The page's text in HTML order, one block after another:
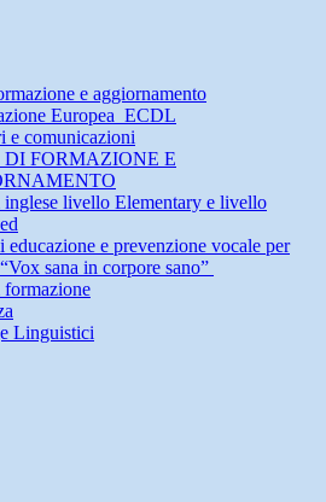
e aggiornamento
Europea ECDL
e comunicazioni
DI FORMAZIONE E
livello Elementary e livello
educazione e prevenzione vocale per
sana in corpore sano”
Linguistici